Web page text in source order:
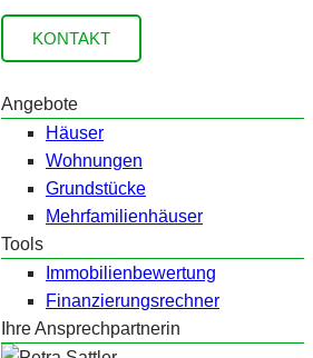
KONTAKT
Angebote
Häuser
Wohnungen
Grundstücke
Mehrfamilienhäuser
Tools
Immobilienbewertung
Finanzierungsrechner
Ihre Ansprechpartnerin